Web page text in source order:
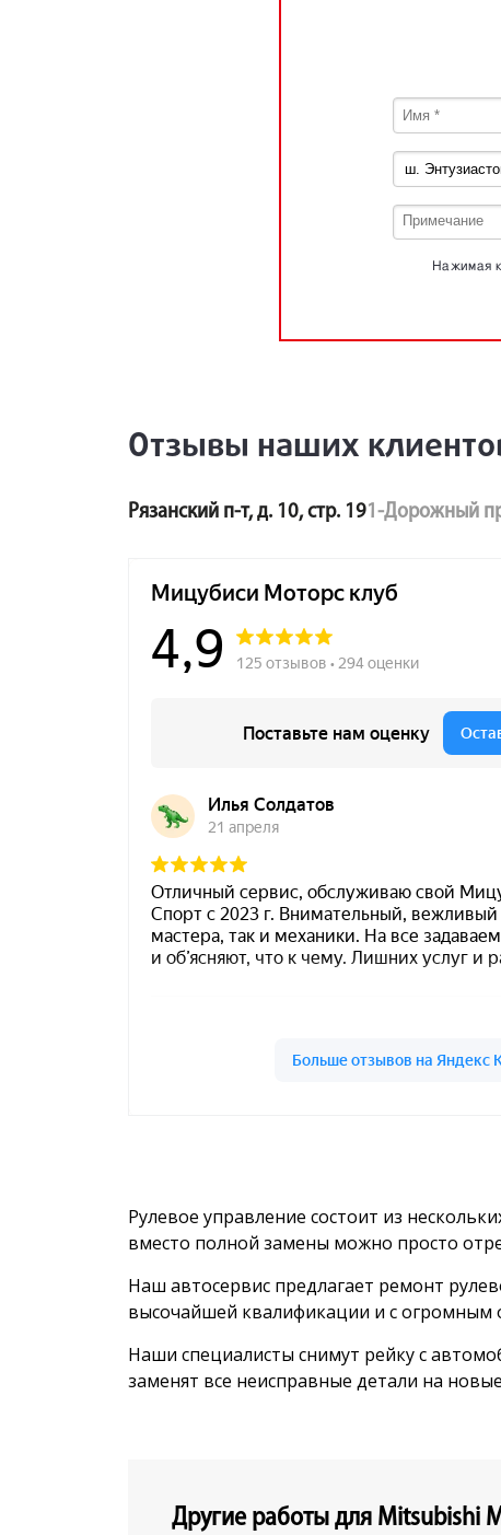
Нажимая
Отзывы наших
Рязанский п-т, д. 10, стр. 191-Дорожный
Рулевое управление состоит из
вместо полной замены можно просто
Наш автосервис предлагает ремонт
высочайшей квалификации и с огромным
Наши специалисты снимут рейку с
заменят все неисправные детали на
Другие работы для Mitsubishi